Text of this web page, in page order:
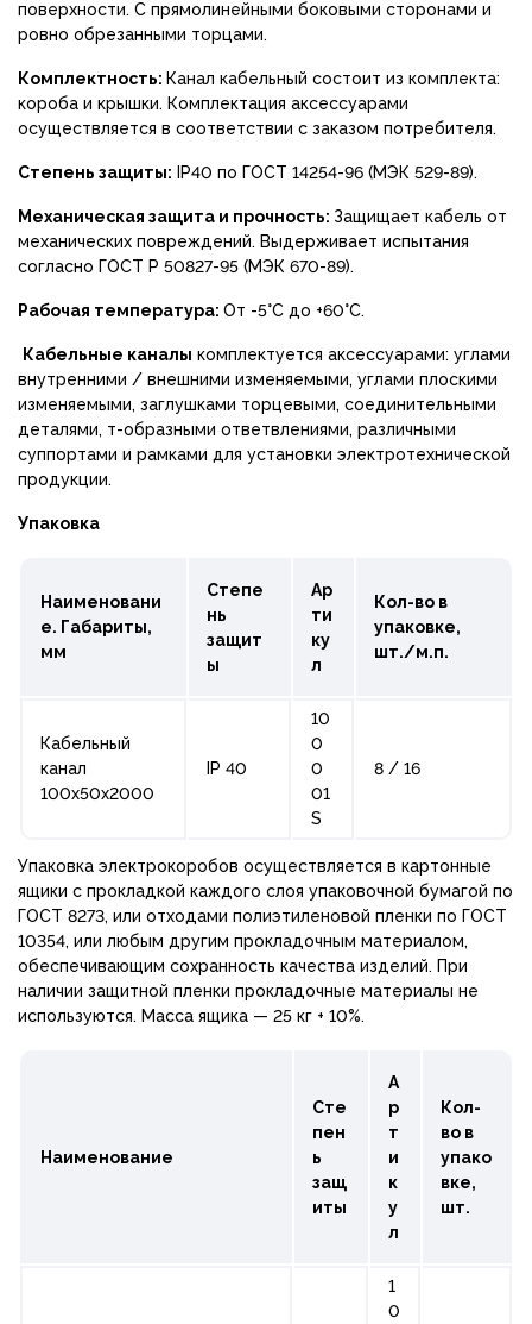
поверхности. С прямолинейными боковыми сторонами и
ровно обрезанными торцами.
Комплектность: Канал кабельный состоит из комплекта:
короба и крышки. Комплектация аксессуарами
осуществляется в соответствии с заказом потребителя.
Степень защиты: IP40 по ГОСТ 14254-96 (МЭК 529-89).
Механическая защита и прочность: Защищает кабель от
механических повреждений. Выдерживает испытания
согласно ГОСТ Р 50827-95 (МЭК 670-89).
Рабочая температура: От -5°С до +60°С.
Кабельные каналы комплектуется аксессуарами: углами
внутренними / внешними изменяемыми, углами плоскими
изменяемыми, заглушками торцевыми, соединительными
деталями, т-образными ответвлениями, различными
суппортами и рамками для установки электротехнической
продукции.
Упаковка
Наименовани
е. Габариты,
мм
Степе
нь
защит
ы
Ар
ти
ку
л
Кол-во в
упаковке,
шт./м.п.
Кабельный
канал
100х50х2000
IP 40
10
0
0
01
S
8 / 16
Упаковка электрокоробов осуществляется в картонные
ящики с прокладкой каждого слоя упаковочной бумагой по
ГОСТ 8273, или отходами полиэтиленовой пленки по ГОСТ
10354, или любым другим прокладочным материалом,
обеспечивающим сохранность качества изделий. При
наличии защитной пленки прокладочные материалы не
используются. Масса ящика — 25 кг + 10%.
Наименование
Сте
пен
ь
защ
иты
А
р
т
и
к
у
л
Кол-
во в
упако
вке,
шт.
1
0